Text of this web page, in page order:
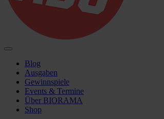
Blog
Ausgaben
Gewinnspiele
Events & Termine
Über BIORAMA
Shop